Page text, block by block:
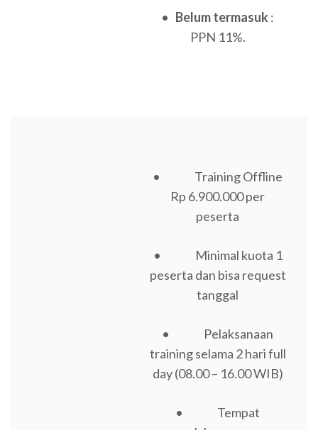
• Belum termasuk :
PPN 11%.
• Training Offline
Rp 6.900.000 per
peserta
• Minimal kuota 1
peserta dan bisa request
tanggal
• Pelaksanaan
training selama 2 hari full
day (08.00 – 16.00 WIB)
• Tempat